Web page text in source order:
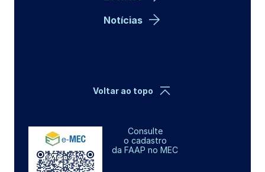
Notícias
Consulte
o cadastro
da FAAP no MEC
Voltar ao topo